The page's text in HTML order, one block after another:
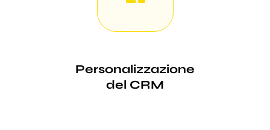
Personalizzazione
del CRM